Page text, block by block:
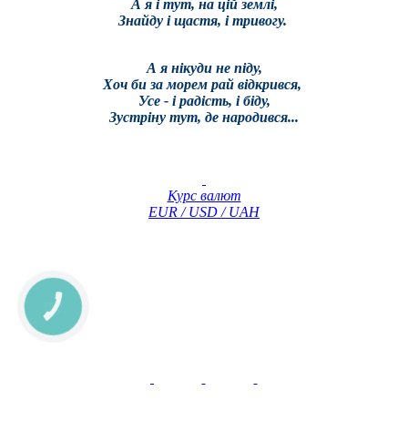
А я і тут, на цій землі,
Знайду і щастя, і тривогу.
А я нікуди не піду,
Хоч би за морем рай відкрився,
Усе - і радість, і біду,
Зустріну тут, де народився...
Курс валют
EUR / USD / UAH
КНОПКА
ЗВ'ЯЗКУ